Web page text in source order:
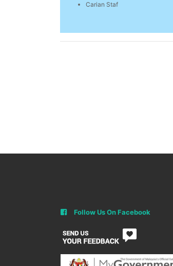
Carian Staf
Follow Us On Facebook